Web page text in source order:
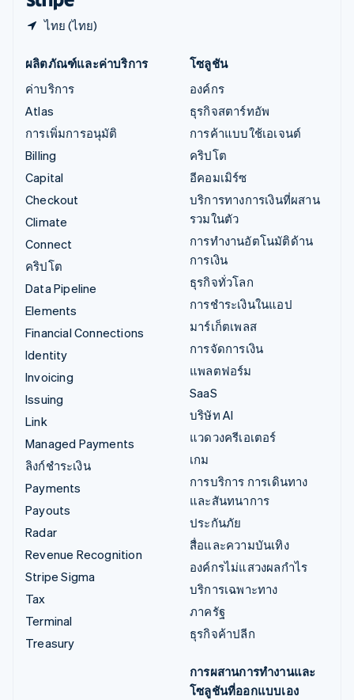
ไทย (ไทย)
ผลิตภัณฑ์และค่าบริการ
ค่าบริการ
Atlas
การเพิ่มการอนุมัติ
Billing
Capital
Checkout
Climate
Connect
คริปโต
Data Pipeline
Elements
Financial Connections
Identity
Invoicing
Issuing
Link
Managed Payments
ลิงก์ชำระเงิน
Payments
Payouts
Radar
Revenue Recognition
Stripe Sigma
Tax
Terminal
Treasury
โซลูชัน
องค์กร
ธุรกิจสตาร์ทอัพ
การค้าแบบใช้เอเจนต์
คริปโต
อีคอมเมิร์ซ
บริการทางการเงินที่ผสาน
รวมในตัว
การทำงานอัตโนมัติด้าน
การเงิน
ธุรกิจทั่วโลก
การชำระเงินในแอป
มาร์เก็ตเพลส
การจัดการเงิน
แพลตฟอร์ม
SaaS
บริษัท AI
แวดวงครีเอเตอร์
เกม
การบริการ การเดินทาง
และสันทนาการ
ประกันภัย
สื่อและความบันเทิง
องค์กรไม่แสวงผลกำไร
บริการเฉพาะทาง
ภาครัฐ
ธุรกิจค้าปลีก
การผสานการทำงานและ
โซลูชันที่ออกแบบเอง